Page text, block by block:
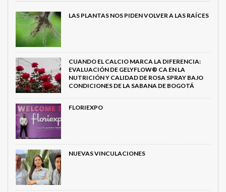
LAS PLANTAS NOS PIDEN VOLVER A LAS RAÍCES
CUANDO EL CALCIO MARCA LA DIFERENCIA:
EVALUACIÓN DE GELYFLOW® CA EN LA
NUTRICIÓN Y CALIDAD DE ROSA SPRAY BAJO
CONDICIONES DE LA SABANA DE BOGOTÁ
FLORIEXPO
NUEVAS VINCULACIONES